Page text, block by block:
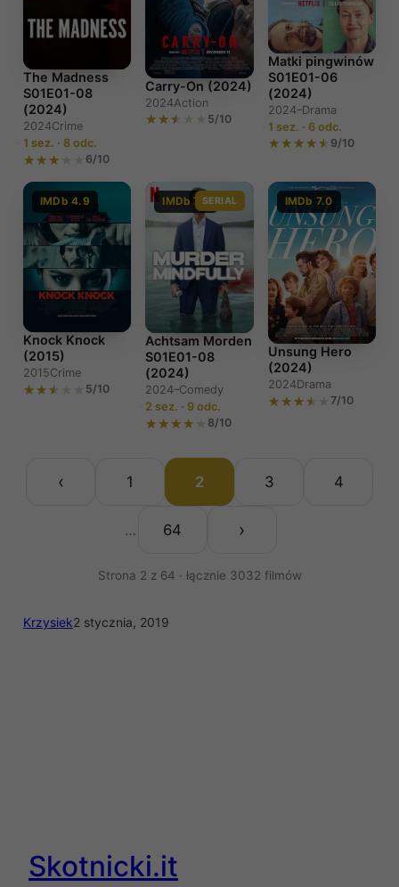
The Madness
S01E01-08
(2024)
2024Crime
1 sez. · 8 odc.
6/10
Carry-On (2024)
2024Action
5/10
Matki pingwinów
S01E01-06
(2024)
2024–Drama
1 sez. · 6 odc.
9/10
IMDb 4.9
Knock Knock
(2015)
2015Crime
5/10
IMDb 7.4SERIAL
Achtsam Morden
S01E01-08
(2024)
2024–Comedy
2 sez. · 9 odc.
8/10
IMDb 7.0
Unsung Hero
(2024)
2024Drama
7/10
‹ 1 2 3 4
… 64 ›
Strona 2 z 64 · łącznie 3032 filmów
Krzysiek2 stycznia, 2019
Skotnicki.it